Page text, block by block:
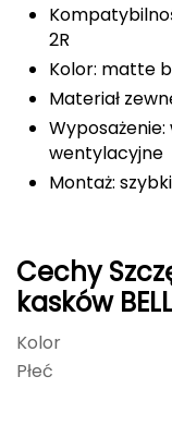
FASHY
Fjord Nansen
GIVOVA
Gear Aid
Gerber
2R
Kolor: matte
Materiał
wentylacyjne
Montaż:
Cechy
kasków
matte
Kolor
Płeć